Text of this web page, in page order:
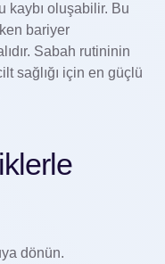
kaybı oluşabilir. Bu
bariyer
Sabah rutininin
sağlığı için en güçlü
dönün.